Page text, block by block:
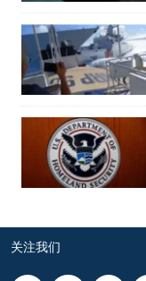
关注我们